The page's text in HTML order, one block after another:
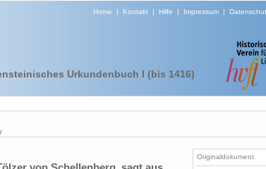
Home | Kontakt| Hilfe | Impressum|
Urkundenbuch I (bis 1416)
Originaldokument